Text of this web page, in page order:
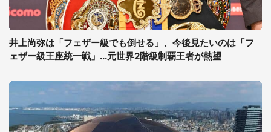
井上尚弥は「フェザー級でも倒せる」、今後見たいのは「フ
ェザー級王座統一戦」...元世界2階級制覇王者が熱望